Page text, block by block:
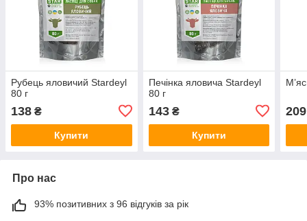
Рубець яловичий Stardeyl
80 г
138 ₴
Купити
Печінка яловича Stardeyl
80 г
143₴
Купити
209
Про нас
93% позитивних з 96 відгуків за рік